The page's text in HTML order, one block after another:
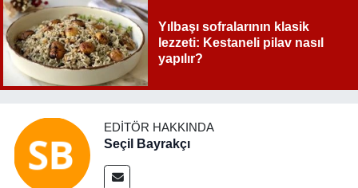
Yılbaşı sofralarının klasik
lezzeti: Kestaneli pilav nasıl
yapılır?
EDITÖR HAKKINDA
Seçil Bayrakçı